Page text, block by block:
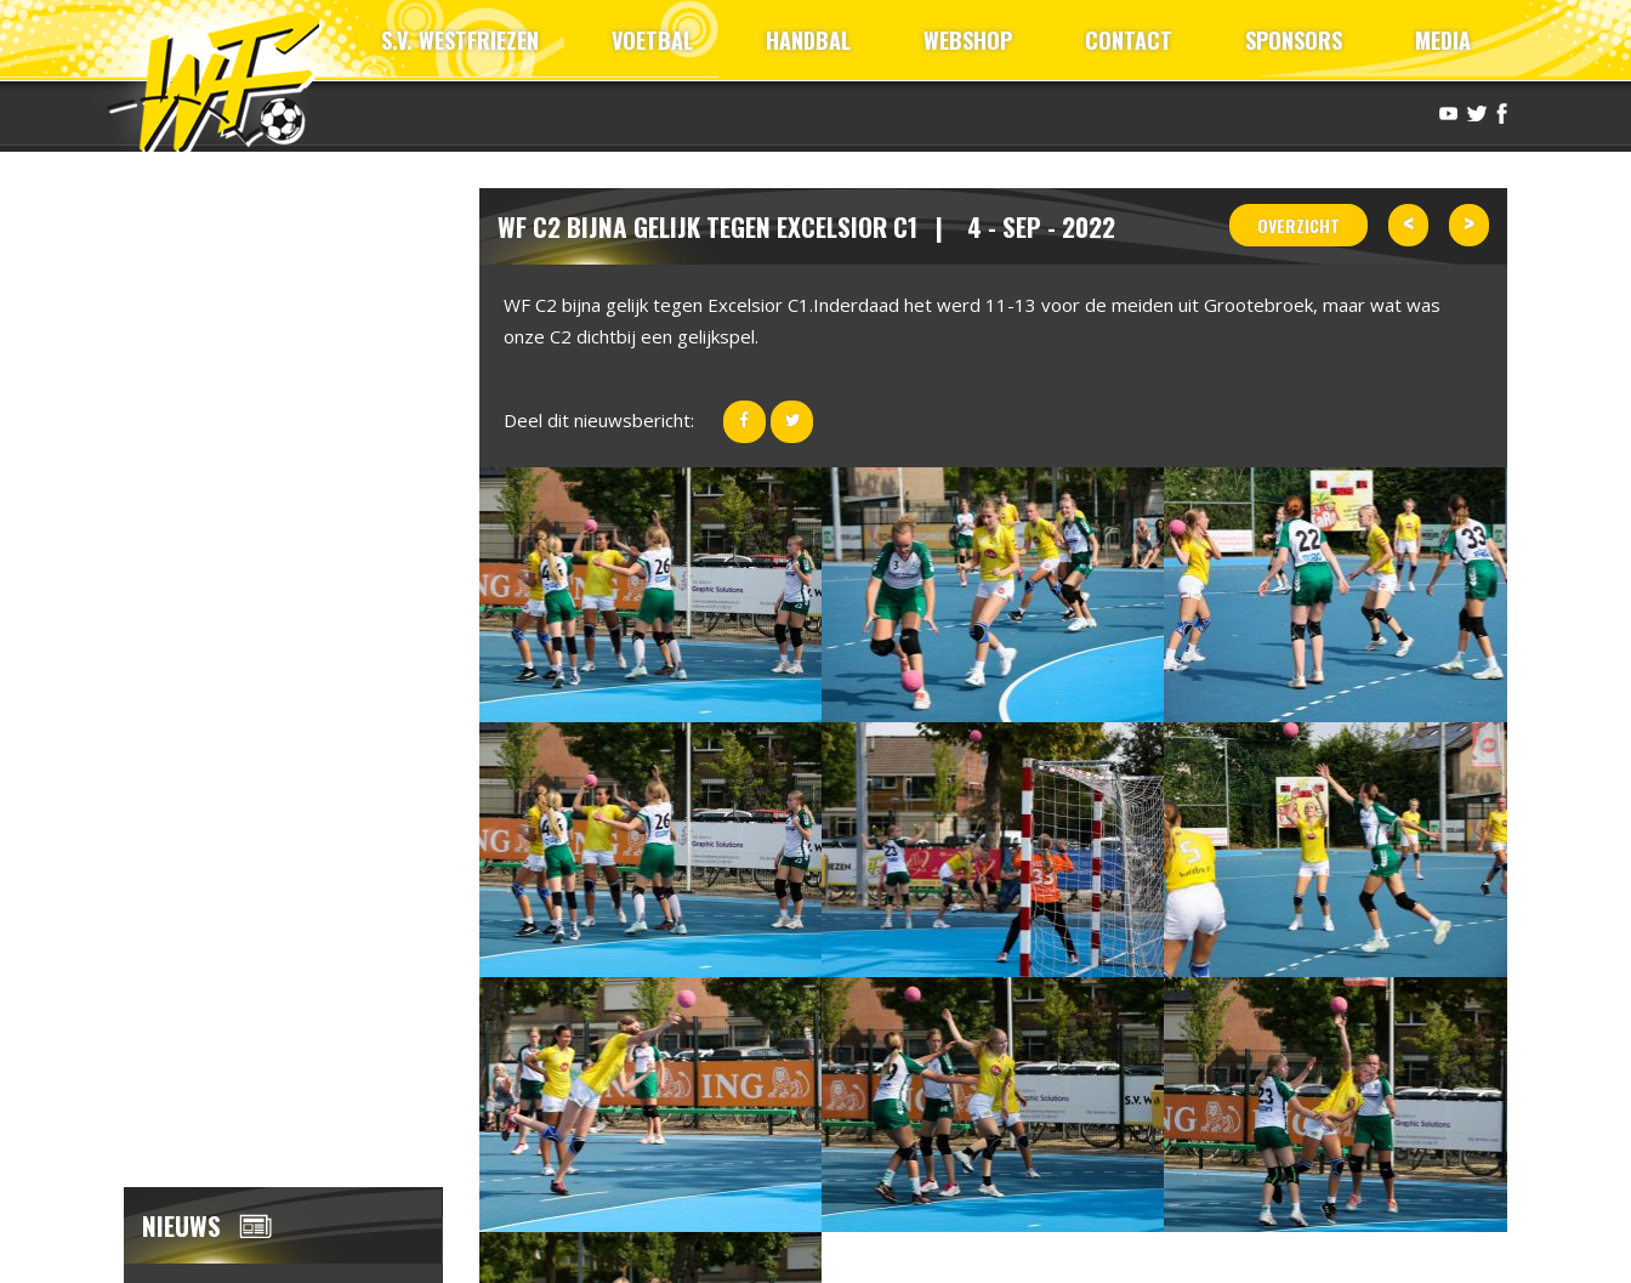
S.V. WESTFRIEZEN VOETBAL HANDBAL WEBSHOP CONTACT SPONSORS MEDIA
NIEUWS
WF C2 BIJNA GELIJK TEGEN EXCELSIOR C1 | 4 - SEP - 2022 OVERZICHT < >
WF C2 bijna gelijk tegen Excelsior C1.Inderdaad het werd 11-13 voor de meiden uit Grootebroek, maar wat was
onze C2 dichtbij een gelijkspel.
Deel dit nieuwsbericht: